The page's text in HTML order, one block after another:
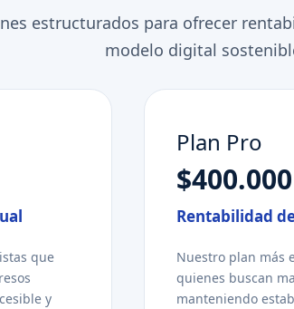
estructurados para ofrecer
modelo digital
que
y
Plan Pro
Rentabilidad
Nuestro plan más
quienes buscan
manteniendo